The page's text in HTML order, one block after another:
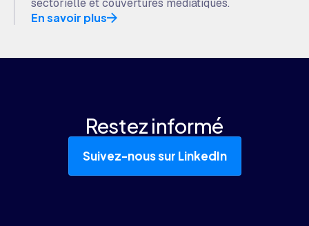
En savoir plus
Restez informé
Suivez-nous sur LinkedIn